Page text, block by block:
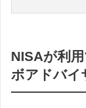
NISAが利
ボアドバイ